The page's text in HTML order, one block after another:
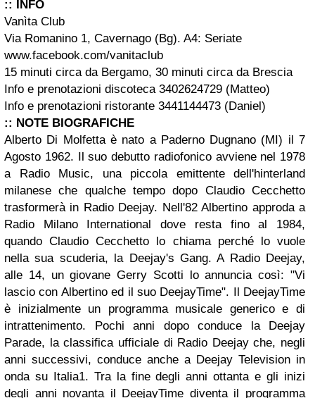
:: INFO
Vanìta Club
Via Romanino 1, Cavernago (Bg). A4: Seriate
www.facebook.com/vanitaclub
15 minuti circa da Bergamo, 30 minuti circa da Brescia
Info e prenotazioni discoteca 3402624729 (Matteo)
Info e prenotazioni ristorante 3441144473 (Daniel)
:: NOTE BIOGRAFICHE
Alberto Di Molfetta è nato a Paderno Dugnano (MI) il 7
Agosto 1962. Il suo debutto radiofonico avviene nel 1978
a Radio Music, una piccola emittente dell'hinterland
milanese che qualche tempo dopo Claudio Cecchetto
trasformerà in Radio Deejay. Nell'82 Albertino approda a
Radio Milano International dove resta fino al 1984,
quando Claudio Cecchetto lo chiama perché lo vuole
nella sua scuderia, la Deejay's Gang. A Radio Deejay,
alle 14, un giovane Gerry Scotti lo annuncia così: "Vi
lascio con Albertino ed il suo DeejayTime". Il DeejayTime
è inizialmente un programma musicale generico e di
intrattenimento. Pochi anni dopo conduce la Deejay
Parade, la classifica ufficiale di Radio Deejay che, negli
anni successivi, conduce anche a Deejay Television in
onda su Italia1. Tra la fine degli anni ottanta e gli inizi
degli anni novanta il DeejayTime diventa il programma